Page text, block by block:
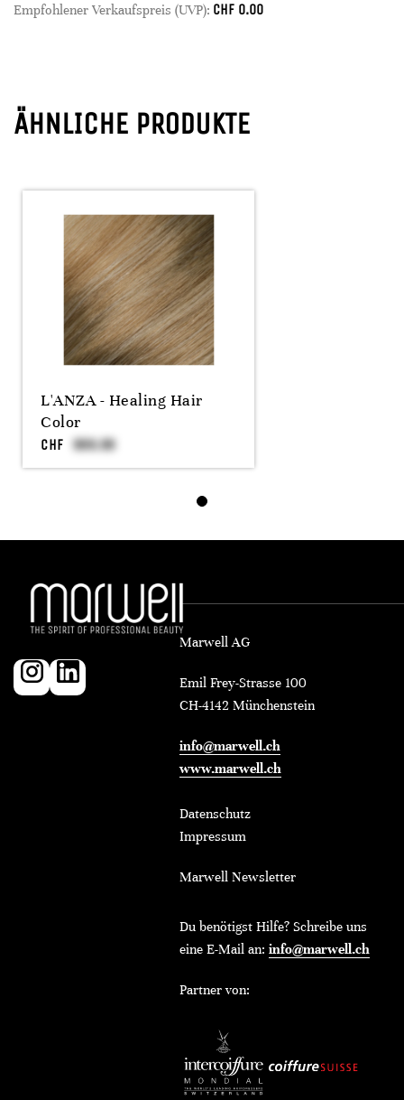
Empfohlener Verkaufspreis (UVP): CHF 0.00
ÄHNLICHE PRODUKTE
L'ANZA - Healing Hair
Color
CHF
Marwell AG
Emil Frey-Strasse 100
CH-4142 Münchenstein
info@marwell.ch
www.marwell.ch
Datenschutz
Impressum
Marwell Newsletter
Du benötigst Hilfe? Schreibe uns
eine E-Mail an: info@marwell.ch
Partner von: